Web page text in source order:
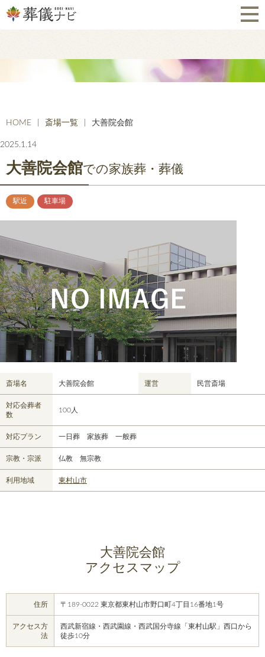
HOME 斎場一覧 大善院会館
2025.1.14
大善院会館での家族葬・葬儀
駅近 駐車場
斎場名 大善院会館 運営 民営斎場
対応会葬者
数
100人
対応プラン 一日葬 家族葬 一般葬
宗教・宗派 仏教 無宗教
利用地域 東村山市
大善院会館
アクセスマップ
住所 〒189-0022 東京都東村山市野口町4丁目16番地1号
アクセス方
法
西武新宿線・西武園線・西武国分寺線「東村山駅」西口から
徒歩10分